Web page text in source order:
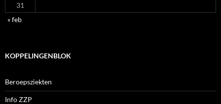
31
« feb
KOPPELINGENBLOK
Beroepsziekten
Info ZZP